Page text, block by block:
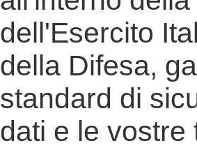
dell'Esercito
della Difesa,
standard di
dati e le vostre